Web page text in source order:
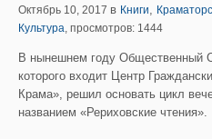
Октябрь 10, 2017 в Книги,
Культура, просмотров: 1444
В нынешнем году Общественный
которого входит Центр
Крама», решил основать цикл
названием «Рериховские чтения».